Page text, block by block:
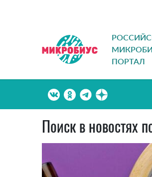
ПОРТАЛ
Поиск в новостях